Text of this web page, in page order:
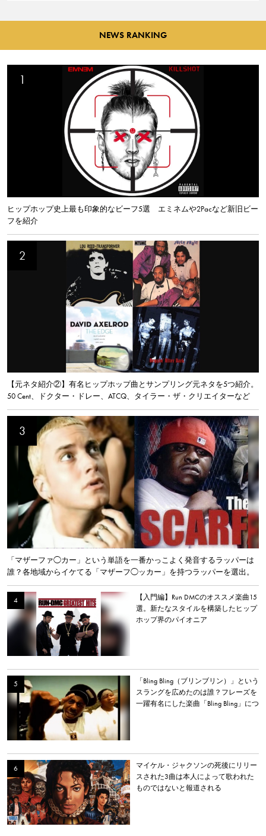
NEWS RANKING
ヒップホップ史上最も印象的なビーフ5選 エミネムや2Pacなど新旧ビー
フを紹介
【元ネタ紹介②】有名ヒップホップ曲とサンプリング元ネタを5つ紹介。
50 Cent、ドクター・ドレー、ATCQ、タイラー・ザ・クリエイターなど
「マザーファ◯カー」という単語を一番かっこよく発音するラッパーは
誰？各地域からイケてる「マザーフ◯ッカー」を持つラッパーを選出。
【入門編】Run DMCのオススメ楽曲15
選。新たなスタイルを構築したヒップ
ホップ界のパイオニア
「Bling Bling（ブリンブリン）」という
スラングを広めたのは誰？フレーズを
一躍有名にした楽曲「Bling Bling」につ
マイケル・ジャクソンの死後にリリー
スされた3曲は本人によって歌われた
ものではないと報道される